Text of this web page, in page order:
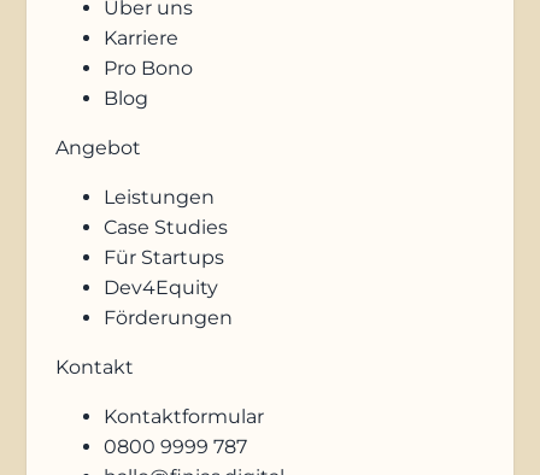
Über uns
Karriere
Pro Bono
Blog
Angebot
Leistungen
Case Studies
Für Startups
Dev4Equity
Förderungen
Kontakt
Kontaktformular
0800 9999 787